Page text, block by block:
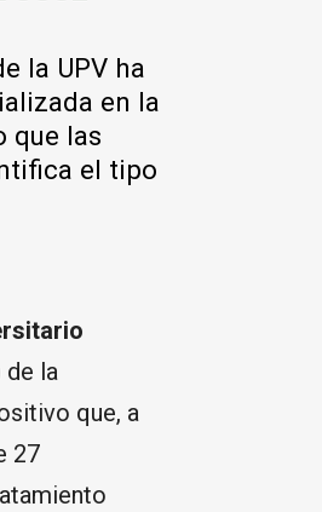
la UPV ha
en la
que las
el tipo
de la
que, a
27